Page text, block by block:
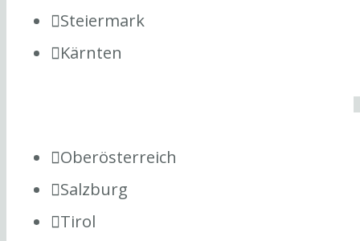
Steiermark
Kärnten
Oberösterreich
Salzburg
Tirol